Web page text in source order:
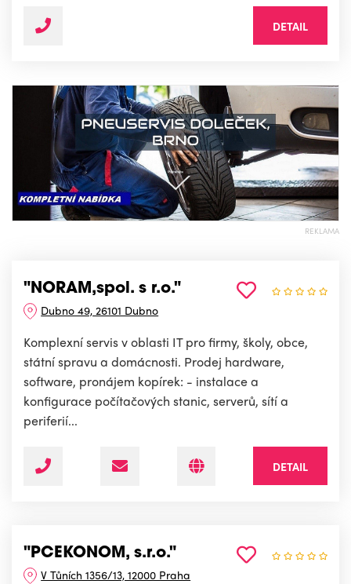
DETAIL
REKLAMA
"NORAM,spol. s r.o."
Dubno 49, 26101 Dubno
Komplexní servis v oblasti IT pro firmy, školy, obce,
státní spravu a domácnosti. Prodej hardware,
software, pronájem kopírek: - instalace a
konfigurace počítačových stanic, serverů, sítí a
periferií...
DETAIL
"PCEKONOM, s.r.o."
V Tůních 1356/13, 12000 Praha